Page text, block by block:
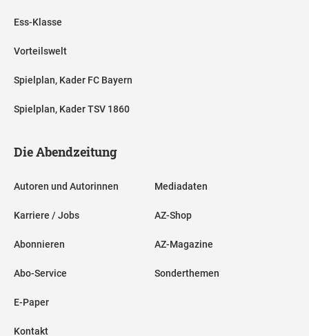
Ess-Klasse
Vorteilswelt
Spielplan, Kader FC Bayern
Spielplan, Kader TSV 1860
Die Abendzeitung
Autoren und Autorinnen
Karriere / Jobs
Abonnieren
Abo-Service
E-Paper
Kontakt
Mediadaten
AZ-Shop
AZ-Magazine
Sonderthemen